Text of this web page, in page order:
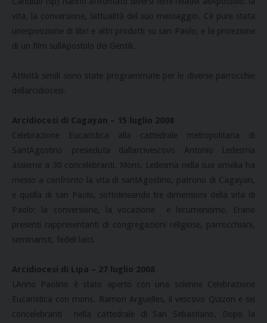
vita, la conversione, lattualità del suo messaggio. Cè pure stata
unesposizione di libri e altri prodotti su san Paolo, e la proiezione
di un film sullApostolo dei Gentili.
Attività simili sono state programmate per le diverse parrocchie
dellarcidiocesi.
Arcidiocesi di Cagayan – 15 luglio 2008
Celebrazione Eucaristica alla cattedrale metropolitana di
SantAgostino presieduta dallarcivescovo Antonio Ledesma
assieme a 30 concelebranti. Mons. Ledesma nella sua omelia ha
messo a confronto la vita di santAgostino, patrono di Cagayan,
e quella di san Paolo, sottolineando tre dimensioni della vita di
Paolo: la conversione, la vocazione e lecumenismo. Erano
presenti rappresentanti di congregazioni religiose, parrocchiani,
seminaristi, fedeli laici.
Arcidiocesi di Lipa – 27 luglio 2008
LAnno Paolino è stato aperto con una solenne Celebrazione
Eucaristica con mons. Ramon Arguelles, il vescovo Quizon e sei
concelebranti nella cattedrale di San Sebastiano. Dopo la